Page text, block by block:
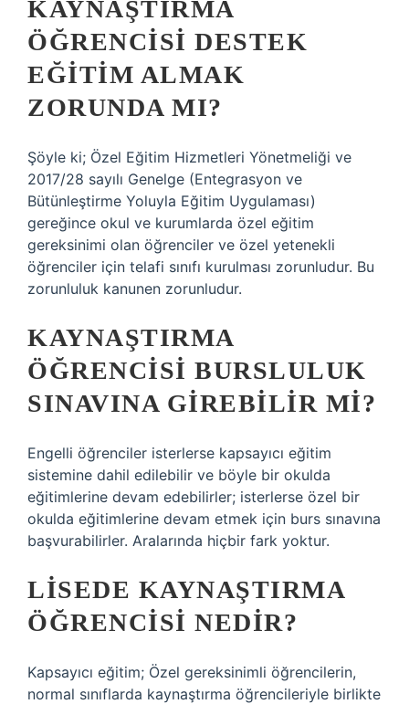
KAYNAŞTIRMA
ÖĞRENCISI DESTEK
EĞITIM ALMAK
ZORUNDA MI?
Şöyle ki; Özel Eğitim Hizmetleri Yönetmeliği ve
2017/28 sayılı Genelge (Entegrasyon ve
Bütünleştirme Yoluyla Eğitim Uygulaması)
gereğince okul ve kurumlarda özel eğitim
gereksinimi olan öğrenciler ve özel yetenekli
öğrenciler için telafi sınıfı kurulması zorunludur. Bu
zorunluluk kanunen zorunludur.
KAYNAŞTIRMA
ÖĞRENCISI BURSLULUK
SINAVINA GIREBILIR MI?
Engelli öğrenciler isterlerse kapsayıcı eğitim
sistemine dahil edilebilir ve böyle bir okulda
eğitimlerine devam edebilirler; isterlerse özel bir
okulda eğitimlerine devam etmek için burs sınavına
başvurabilirler. Aralarında hiçbir fark yoktur.
LISEDE KAYNAŞTIRMA
ÖĞRENCISI NEDIR?
Kapsayıcı eğitim; Özel gereksinimli öğrencilerin,
normal sınıflarda kaynaştırma öğrencileriyle birlikte